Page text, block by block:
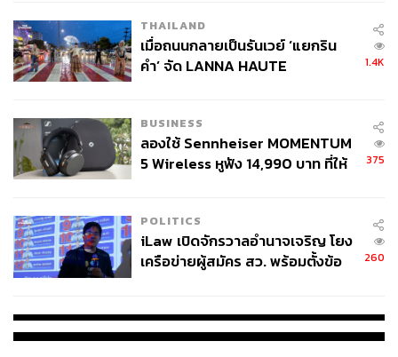
“เรามองว่ามันยังไม่เกิดประโยชน์ ถ้าต้องการสร้างแรง
กระเพื่อมให้เกิดขึ้นจริง ผลักดันประเทศไทยให้เป็นตัวขับ
เคลื่อนประเด็นสุขภาพระดับโลกและเป็นผู้นำด้านงานประชุม
ภาพจัดงานและเชิญองค์การระหว่างประเทศอื่นๆ มาเข้า
ร่วม”
เมื่อคณะรัฐมนตรีอนุมัติและมอบงบประมาณให้แก่มูลนิธิ
รางวัลสมเด็จเจ้าฟ้ามหิดลก็ได้รับการจัดต่อเนื่องทุกปีนับตั้งแต่
ปี 2550
ประเทศที่มีระบบหลักประกันสุขภาพที่ดีที่สุด อีกทั้ง
THAILAND
เมื่อถนนกลายเป็นรันเวย์ ‘แยกริน
คำ’ จัด LANNA HAUTE
1.4K
BUSINESS
ลองใช้ Sennheiser MOMENTUM
5 Wireless หูฟัง 14,990 บาท ที่ให้
375
POLITICS
iLaw เปิดจักรวาลอำนาจเจริญ โยง
เครือข่ายผู้สมัคร สว. พร้อมตั้งข้อ
260